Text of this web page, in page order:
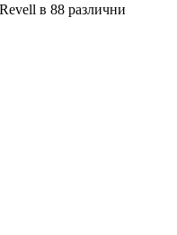
в 88 различни